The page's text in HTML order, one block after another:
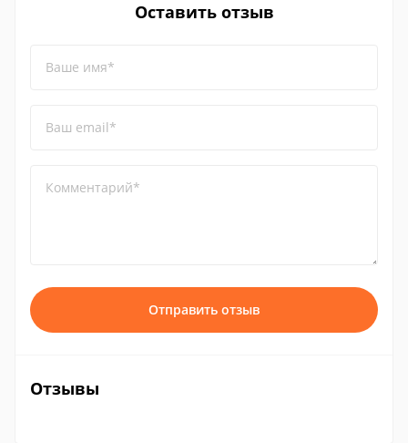
Оставить отзыв
Ваше имя*
Ваш email*
Комментарий*
Отправить отзыв
Отзывы